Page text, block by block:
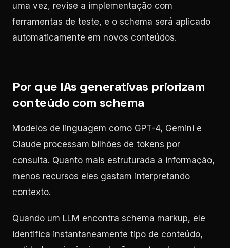
uma vez, revise a implementação com
ferramentas de teste, e o schema será aplicado
automaticamente em novos conteúdos.
Por que IAs generativas priorizam
conteúdo com schema
Modelos de linguagem como GPT-4, Gemini e
Claude processam bilhões de tokens por
consulta. Quanto mais estruturada a informação,
menos recursos eles gastam interpretando
contexto.
Quando um LLM encontra schema markup, ele
identifica instantaneamente tipo de conteúdo,